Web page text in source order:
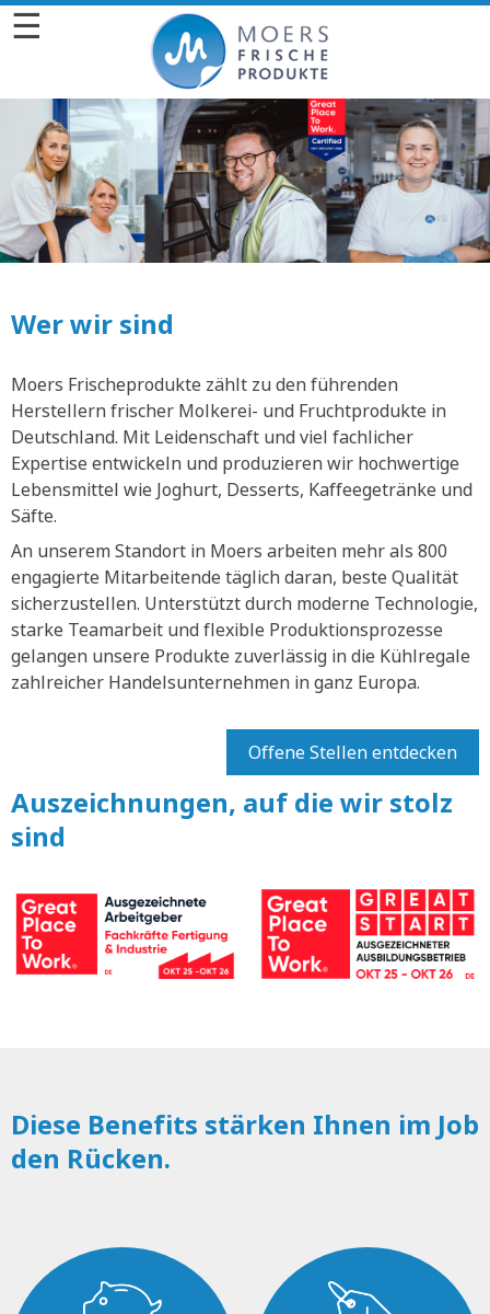
☰
Wer wir sind
Moers Frischeprodukte zählt zu den führenden
Herstellern frischer Molkerei- und Fruchtprodukte in
Deutschland. Mit Leidenschaft und viel fachlicher
Expertise entwickeln und produzieren wir hochwertige
Lebensmittel wie Joghurt, Desserts, Kaffeegetränke und
Säfte.
An unserem Standort in Moers arbeiten mehr als 800
engagierte Mitarbeitende täglich daran, beste Qualität
sicherzustellen. Unterstützt durch moderne Technologie,
starke Teamarbeit und flexible Produktionsprozesse
gelangen unsere Produkte zuverlässig in die Kühlregale
zahlreicher Handelsunternehmen in ganz Europa.
Offene Stellen entdecken
Auszeichnungen, auf die wir stolz
sind
Diese Benefits stärken Ihnen im Job
den Rücken.